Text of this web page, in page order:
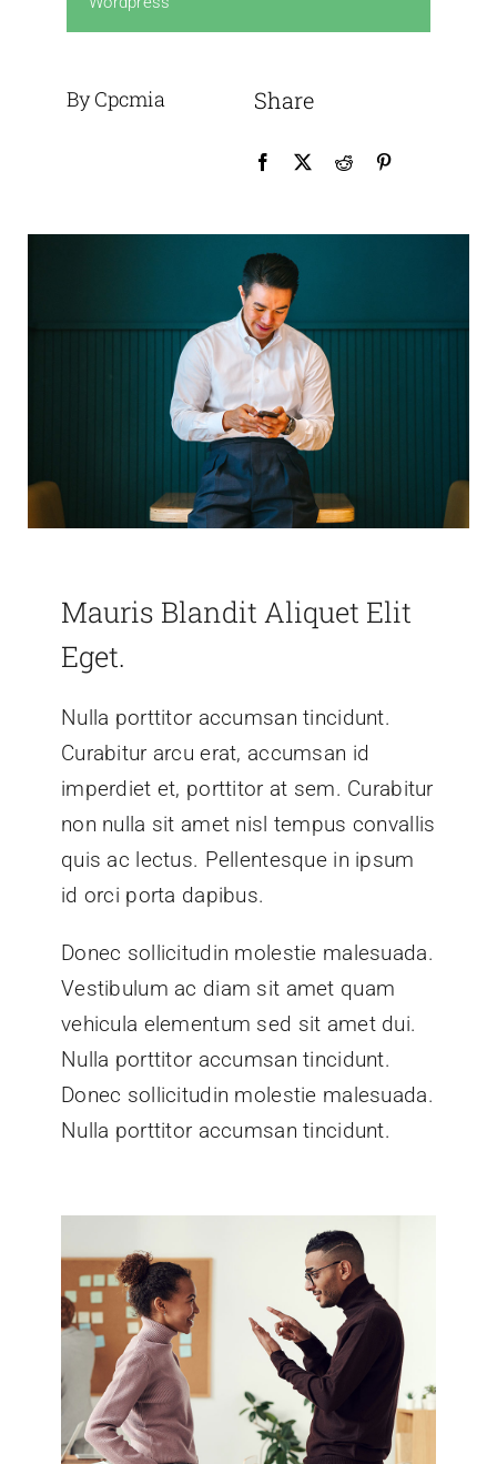
By Cpcmia Share
Mauris Blandit Aliquet Elit
Eget.
Nulla porttitor accumsan tincidunt.
Curabitur arcu erat, accumsan id
imperdiet et, porttitor at sem. Curabitur
non nulla sit amet nisl tempus convallis
quis ac lectus. Pellentesque in ipsum
id orci porta dapibus.
Donec sollicitudin molestie malesuada.
Vestibulum ac diam sit amet quam
vehicula elementum sed sit amet dui.
Nulla porttitor accumsan tincidunt.
Donec sollicitudin molestie malesuada.
Nulla porttitor accumsan tincidunt.